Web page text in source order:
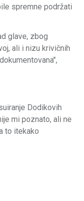
spremne podržati
glave, zbog
ali i nizu krivičnih
Dodikovih
mi poznato, ali ne
to itekako